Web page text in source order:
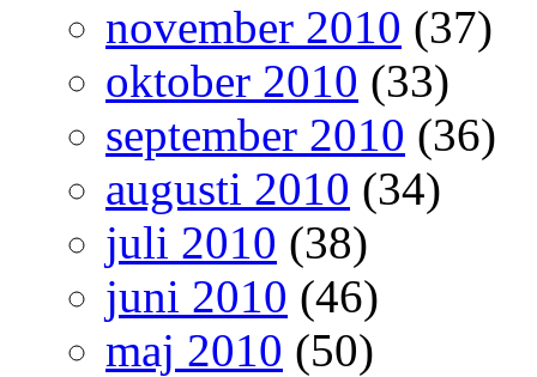
november 2010 (37)
oktober 2010 (33)
september 2010 (36)
augusti 2010 (34)
juli 2010 (38)
juni 2010 (46)
maj 2010 (50)